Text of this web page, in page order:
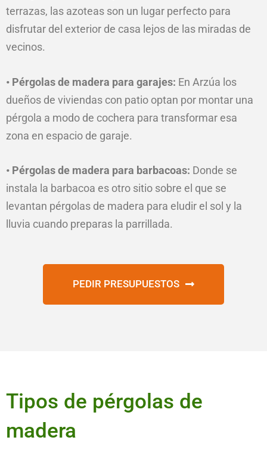
terrazas, las azoteas son un lugar perfecto para
disfrutar del exterior de casa lejos de las miradas de
vecinos.
• Pérgolas de madera para garajes: En Arzúa los
dueños de viviendas con patio optan por montar una
pérgola a modo de cochera para transformar esa
zona en espacio de garaje.
• Pérgolas de madera para barbacoas: Donde se
instala la barbacoa es otro sitio sobre el que se
levantan pérgolas de madera para eludir el sol y la
lluvia cuando preparas la parrillada.
PEDIR PRESUPUESTOS
Tipos de pérgolas de
madera